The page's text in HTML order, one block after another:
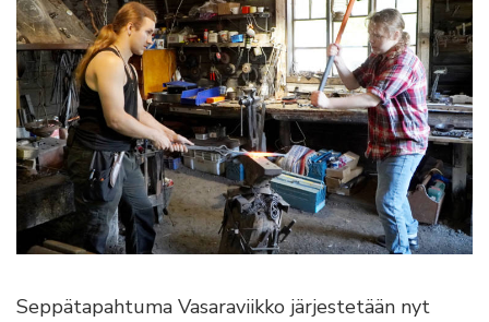
Seppätapahtuma Vasaraviikko järjestetään nyt